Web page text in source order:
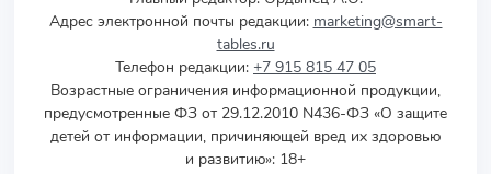
Адрес электронной почты редакции: marketing@smart-
tables.ru
Телефон редакции: +7 915 815 47 05
Возрастные ограничения информационной продукции,
предусмотренные ФЗ от 29.12.2010 N436-ФЗ «О защите
детей от информации, причиняющей вред их здоровью
и развитию»: 18+